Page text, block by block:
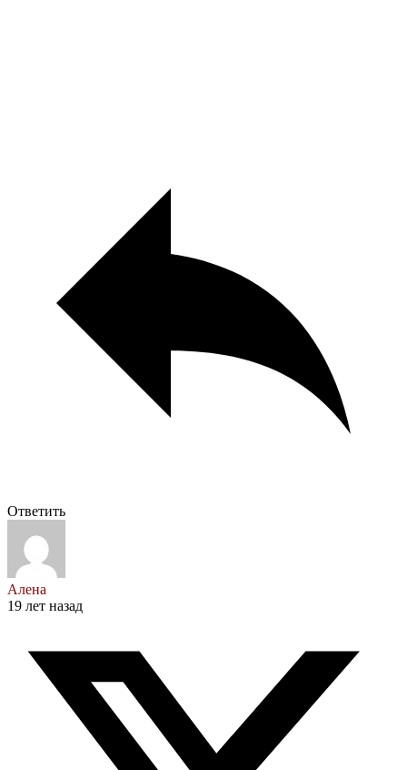
Ответить
Алена
19 лет назад